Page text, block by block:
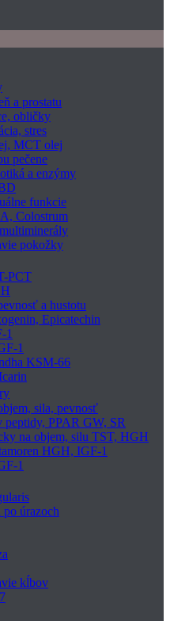
a prostatu
obličky
stres
MCT olej
pečene
a enzýmy
funkcie
Colostrum
pokožky
PCT
a hustotu
Epicatechin
1
1
KSM-66
sila, pevnosť
peptidy, PPAR GW, SR
na objem, silu TST, HGH
HGH, IGF-1
1
úrazoch
kĺbov